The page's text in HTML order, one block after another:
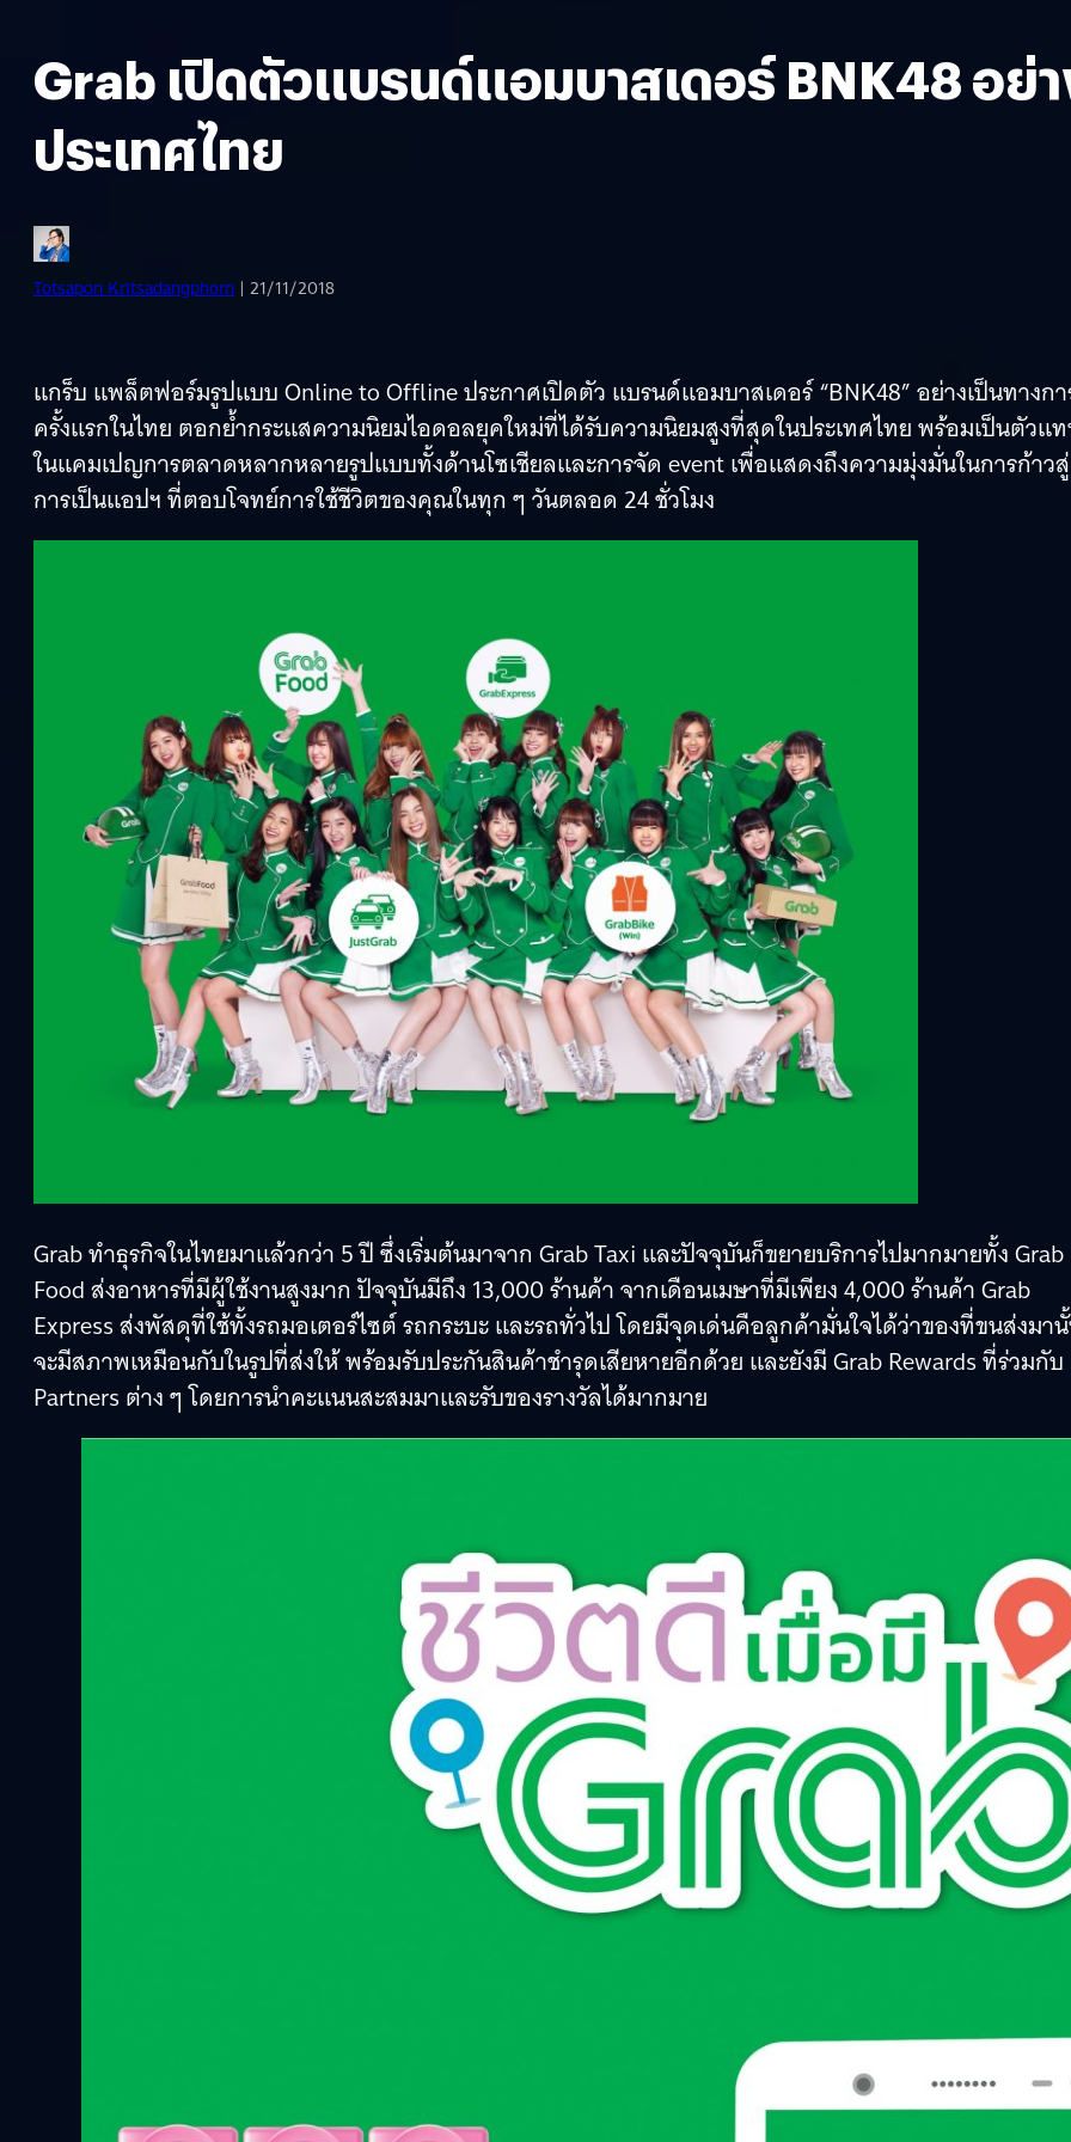
Grab เปิดตัวแบรนด์แอมบาสเดอร์ BNK48 อย่
ประเทศไทย
Totsapon Kritsadangphorn | 21/11/2018
แกร็บ แพล็ตฟอร์มรูปแบบ Online to Offline ประกาศเปิดตัว แบรนด์แอมบาสเดอร์ “BNK48” อย่างเป็นทางก
ครั้งแรกในไทย ตอกย้ำกระแสความนิยมไอดอลยุคใหม่ที่ได้รับความนิยมสูงที่สุดในประเทศไทย พร้อมเป็นตัวแ
ในแคมเปญการตลาดหลากหลายรูปแบบทั้งด้านโซเชียลและการจัด event เพื่อแสดงถึงความมุ่งมั่นในการก้าวสู่
การเป็นแอปฯ ที่ตอบโจทย์การใช้ชีวิตของคุณในทุก ๆ วันตลอด 24 ชั่วโมง
Grab ทำธุรกิจในไทยมาแล้วกว่า 5 ปี ซึ่งเริ่มต้นมาจาก Grab Taxi และปัจจุบันก็ขยายบริการไปมากมายทั้ง Grab
Food ส่งอาหารที่มีผู้ใช้งานสูงมาก ปัจจุบันมีถึง 13,000 ร้านค้า จากเดือนเมษาที่มีเพียง 4,000 ร้านค้า Grab
Express ส่งพัสดุที่ใช้ทั้งรถมอเตอร์ไซต์ รถกระบะ และรถทั่วไป โดยมีจุดเด่นคือลูกค้ามั่นใจได้ว่าของที่ขนส่งมา
จะมีสภาพเหมือนกับในรูปที่ส่งให้ พร้อมรับประกันสินค้าชำรุดเสียหายอีกด้วย และยังมี Grab Rewards ที่ร่วมกับ
Partners ต่าง ๆ โดยการนำคะแนนสะสมมาและรับของรางวัลได้มากมาย